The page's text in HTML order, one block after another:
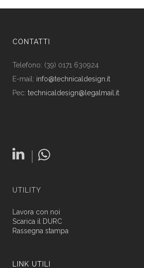
CONTATTI
Telefono: (39) 0171 630924
E-mail: info@technicaldesign.it
Pec: technicaldesign@legalmail.it
|
UTILITY
Lavora con noi
Scarica il DURC
Rassegna stampa
LINK UTILI